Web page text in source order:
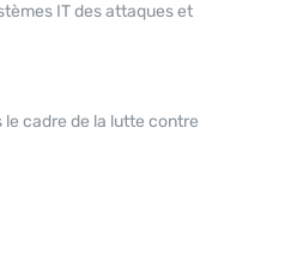
IT des attaques et
cadre de la lutte contre